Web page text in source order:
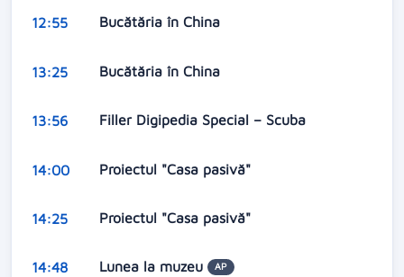
12:55 Bucătăria în China
13:25 Bucătăria în China
13:56 Filler Digipedia Special – Scuba
14:00 Proiectul "Casa pasivă"
14:25 Proiectul "Casa pasivă"
14:48 Lunea la muzeu AP